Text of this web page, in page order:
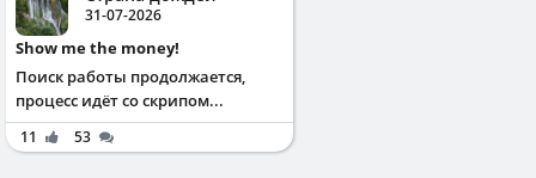
31-07-2026
Show me the money!
Поиск работы продолжается,
процесс идёт со скрипом...
11 53